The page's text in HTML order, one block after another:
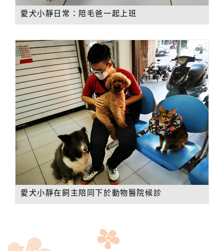
愛犬小靜日常：陪毛爸一起上班
愛犬小靜在飼主陪同下於動物醫院候診